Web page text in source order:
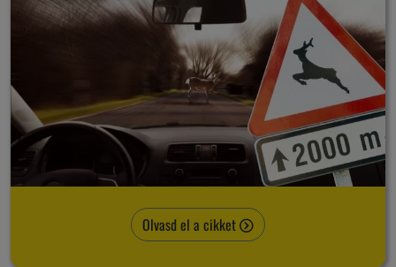
Olvasd el a cikket